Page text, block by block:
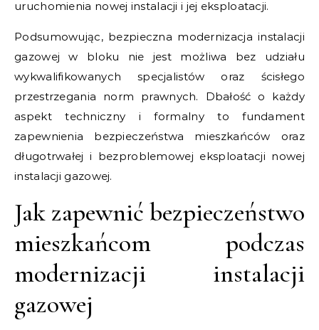
uruchomienia nowej instalacji i jej eksploatacji.
Podsumowując, bezpieczna modernizacja instalacji
gazowej w bloku nie jest możliwa bez udziału
wykwalifikowanych specjalistów oraz ścisłego
przestrzegania norm prawnych. Dbałość o każdy
aspekt techniczny i formalny to fundament
zapewnienia bezpieczeństwa mieszkańców oraz
długotrwałej i bezproblemowej eksploatacji nowej
instalacji gazowej.
Jak zapewnić bezpieczeństwo
mieszkańcom podczas
modernizacji instalacji
gazowej